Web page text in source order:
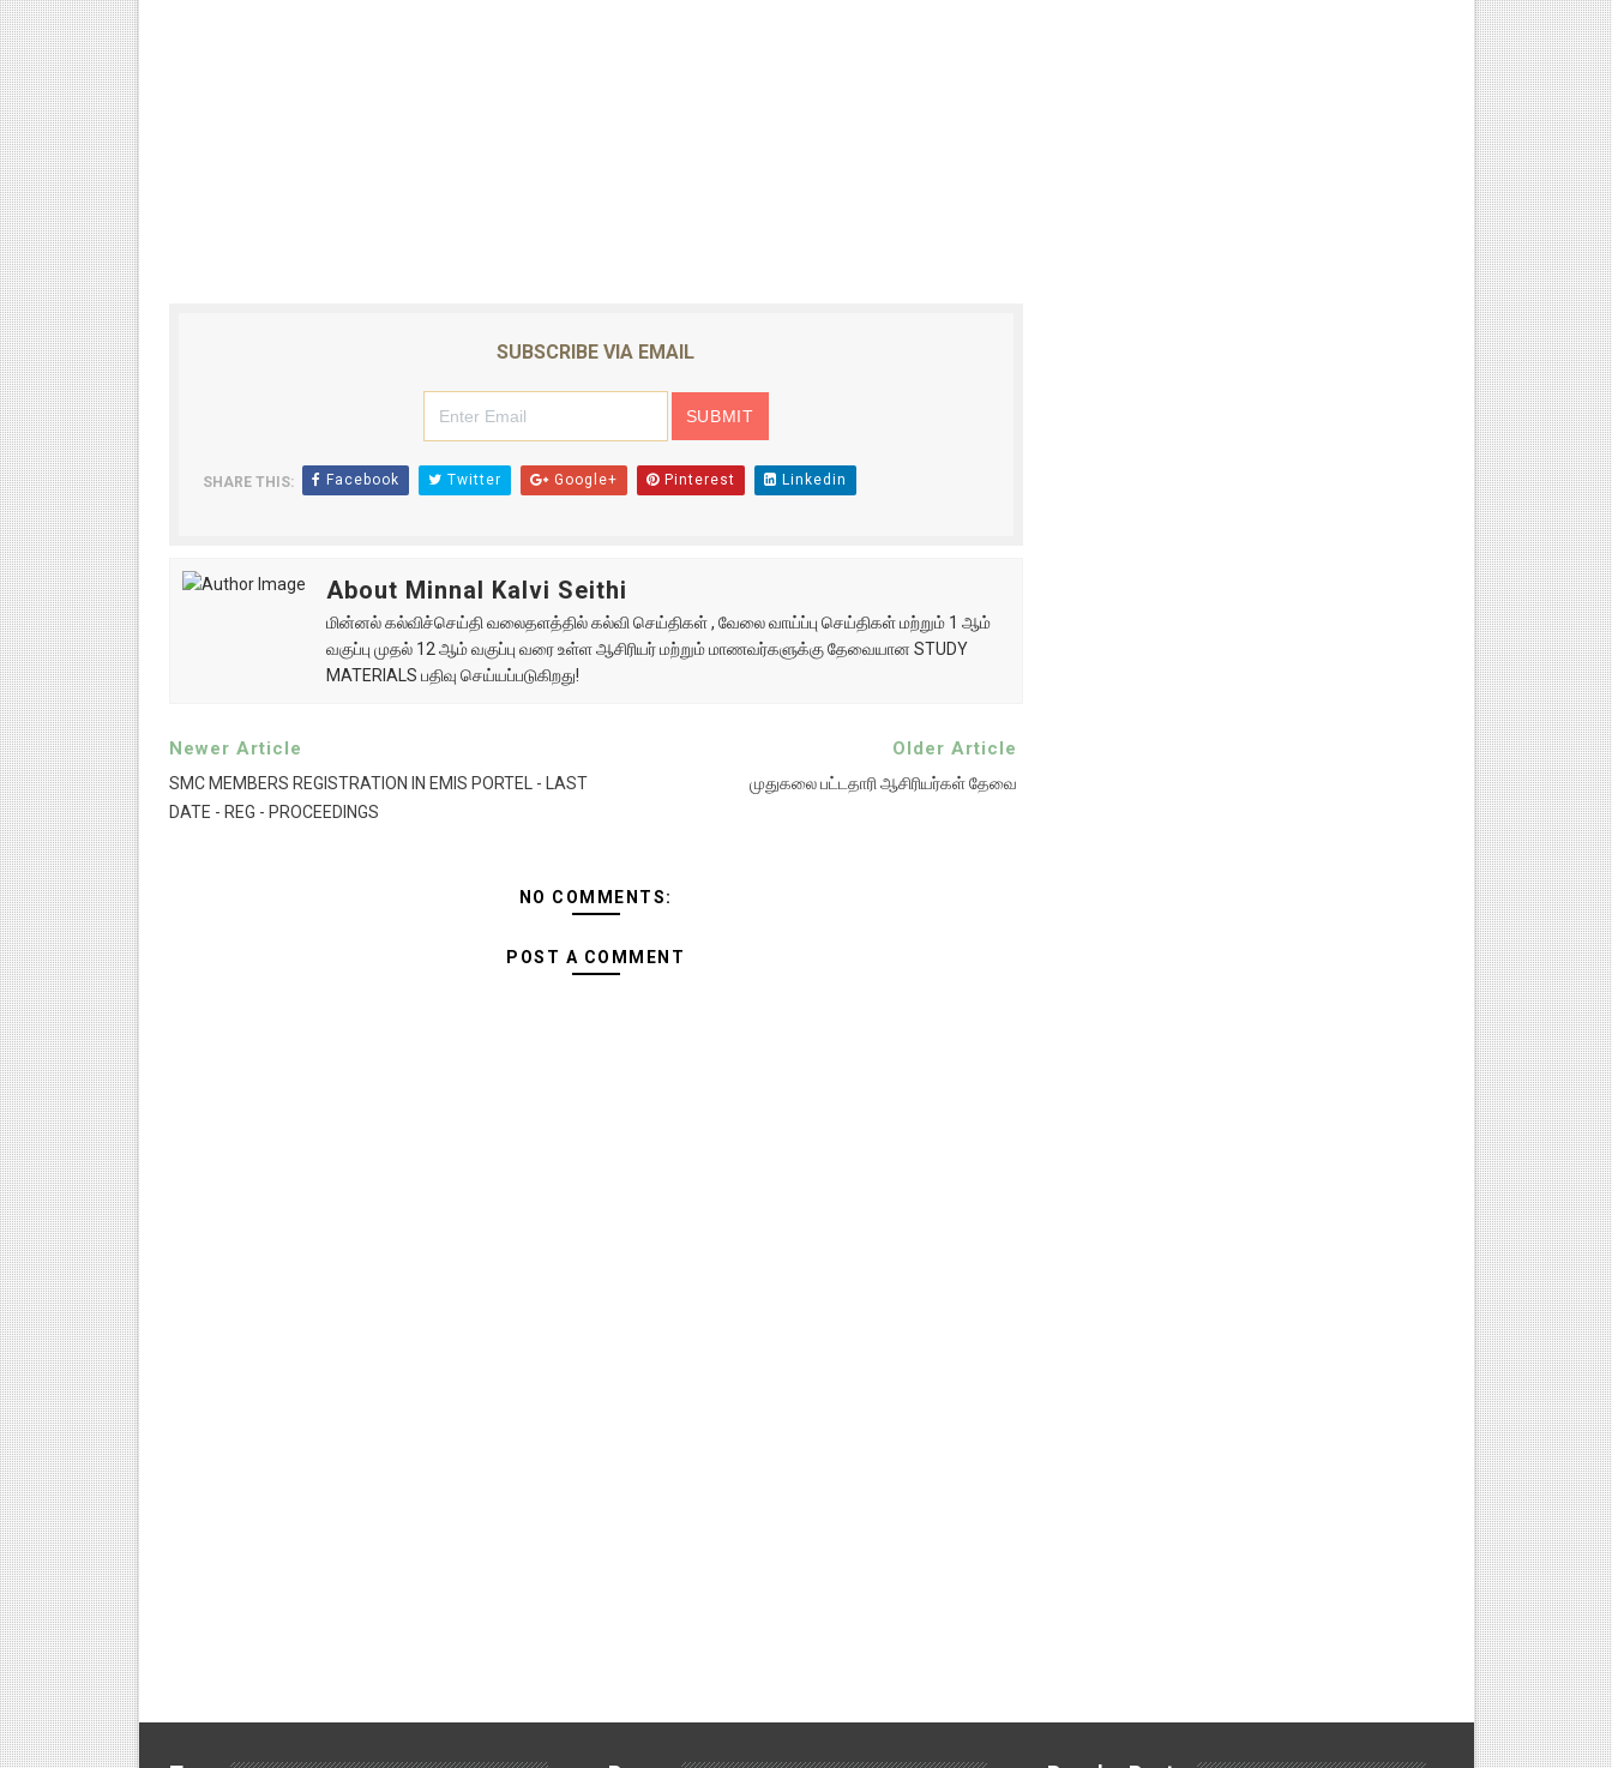
SUBSCRIBE VIA EMAIL
SHARE THIS: Facebook Twitter Google+ Pinterest Linkedin
About Minnal Kalvi Seithi
மின்னல் கல்விச்செய்தி வலைதளத்தில் கல்வி செய்திகள் , வேலை வாய்ப்பு செய்திகள் மற்றும் 1 ஆம்
வகுப்பு முதல் 12 ஆம் வகுப்பு வரை உள்ள ஆசிரியர் மற்றும் மாணவர்களுக்கு தேவையான STUDY
MATERIALS பதிவு செய்யப்படுகிறது!
Newer Article
SMC MEMBERS REGISTRATION IN EMIS PORTEL - LAST
DATE - REG - PROCEEDINGS
Older Article
முதுகலை பட்டதாரி ஆசிரியர்கள் தேவை
NO COMMENTS:
POST A COMMENT